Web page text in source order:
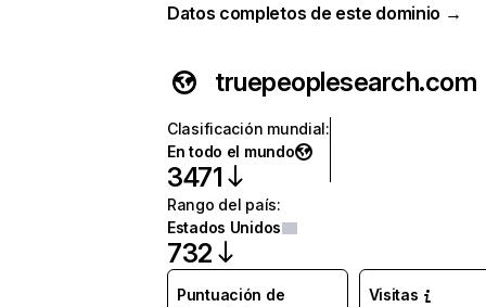
Datos completos de este dominio →
truepeoplesearch.com
Clasificación mundial:
En todo el mundo
3471
Rango del país:
Estados Unidos
732
Puntuación de
Visitas